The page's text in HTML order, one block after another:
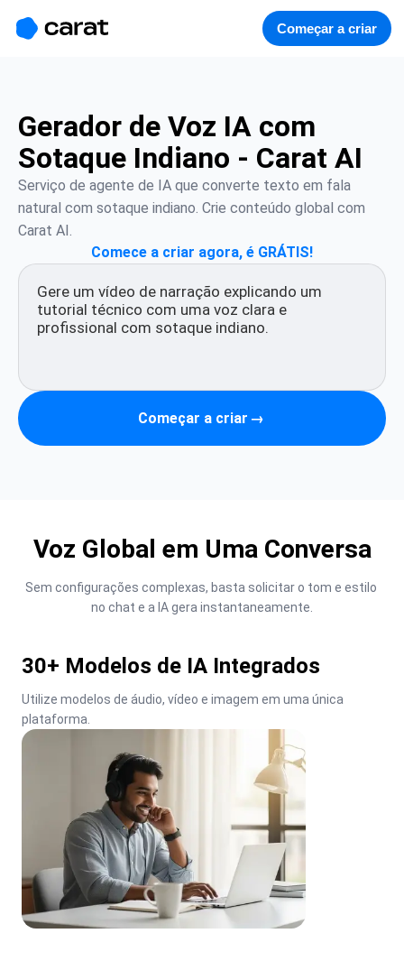
Começar a criar
Gerador de Voz IA com
Sotaque Indiano - Carat AI
Serviço de agente de IA que converte texto em fala
natural com sotaque indiano. Crie conteúdo global com
Carat AI.
Comece a criar agora, é GRÁTIS!
Começar a criar →
Voz Global em Uma Conversa
Sem configurações complexas, basta solicitar o tom e estilo
no chat e a IA gera instantaneamente.
30+ Modelos de IA Integrados
Utilize modelos de áudio, vídeo e imagem em uma única
plataforma.